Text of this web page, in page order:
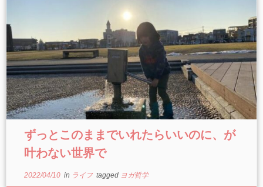
ずっとこのままでいれたらいいのに、が
叶わない世界で
2022/04/10in ライフ tagged ヨガ哲学